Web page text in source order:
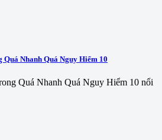
Quá Nhanh Quá Nguy Hiểm 10
Quá Nhanh Quá Nguy Hiểm 10 nổi